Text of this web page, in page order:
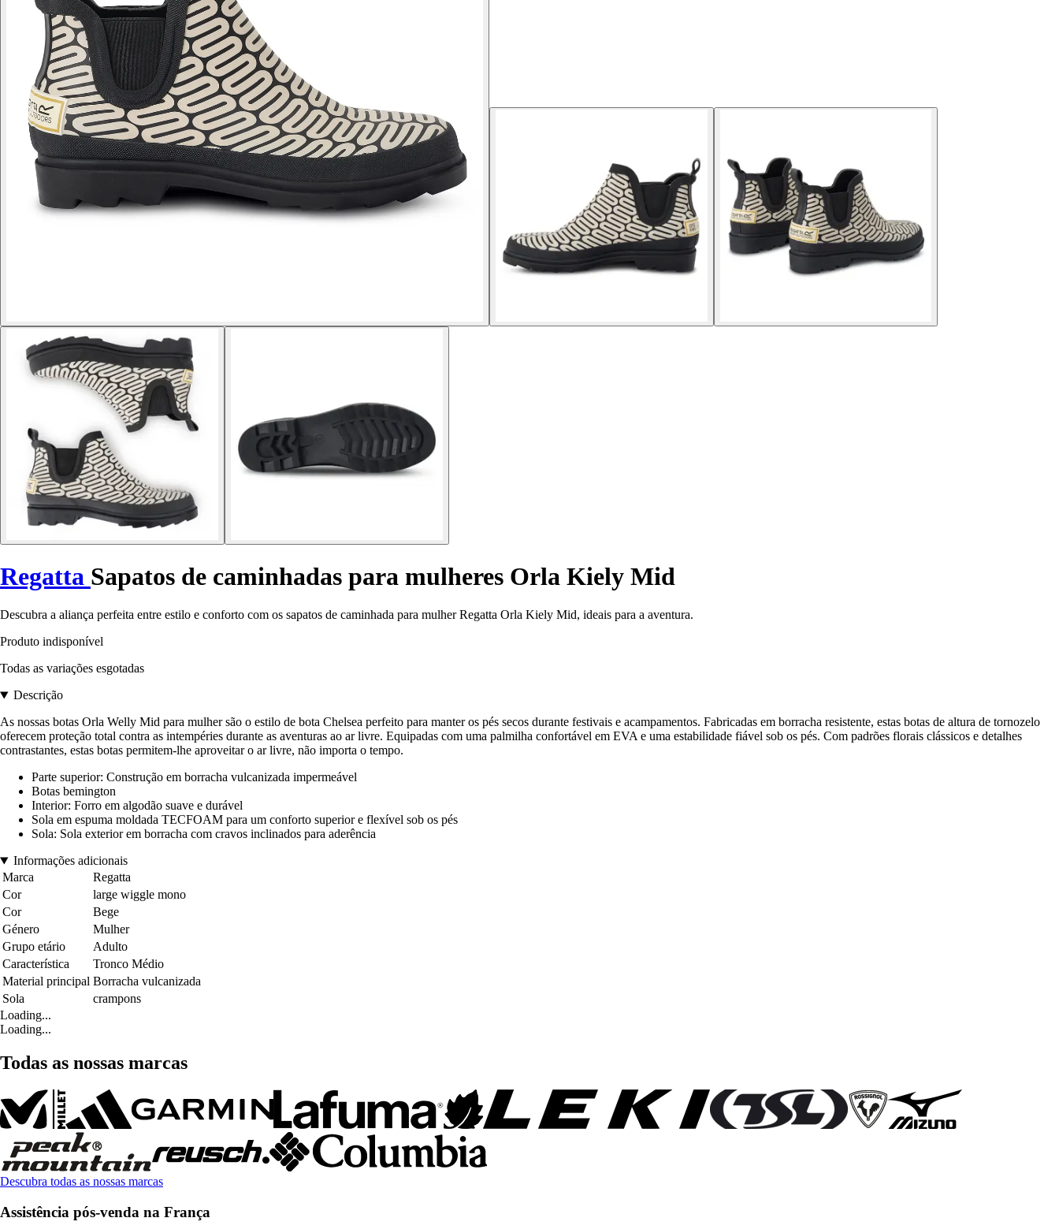
Regatta Sapatos de caminhadas para mulheres Orla Kiely Mid
Descubra a aliança perfeita entre estilo e conforto com os sapatos de caminhada para mulher Regatta Orla Kiely Mid, ideais para a aventura.
Produto indisponível
Todas as variações esgotadas
Descrição
As nossas botas Orla Welly Mid para mulher são o estilo de bota Chelsea perfeito para manter os pés secos durante festivais e acampamentos. Fabricadas em borracha resistente, estas botas de altura de tornozelo
oferecem proteção total contra as intempéries durante as aventuras ao ar livre. Equipadas com uma palmilha confortável em EVA e uma estabilidade fiável sob os pés. Com padrões florais clássicos e detalhes
contrastantes, estas botas permitem-lhe aproveitar o ar livre, não importa o tempo.
Parte superior: Construção em borracha vulcanizada impermeável
Botas bemington
Interior: Forro em algodão suave e durável
Sola em espuma moldada TECFOAM para um conforto superior e flexível sob os pés
Sola: Sola exterior em borracha com cravos inclinados para aderência
Informações adicionais
Marca
Regatta
Cor
large wiggle mono
Cor
Bege
Género
Mulher
Grupo etário
Adulto
Característica
Tronco Médio
Material principal Borracha vulcanizada
Sola
crampons
Loading...
Loading...
Todas as nossas marcas
Descubra todas as nossas marcas
Assistência pós-venda na França